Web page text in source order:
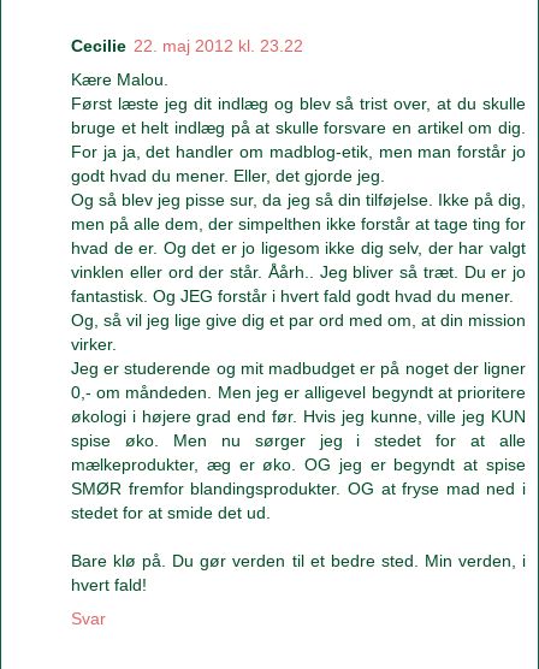
Cecilie 22. maj 2012 kl. 23.22
Kære Malou.
Først læste jeg dit indlæg og blev så trist over, at du skulle
bruge et helt indlæg på at skulle forsvare en artikel om dig.
For ja ja, det handler om madblog-etik, men man forstår jo
godt hvad du mener. Eller, det gjorde jeg.
Og så blev jeg pisse sur, da jeg så din tilføjelse. Ikke på dig,
men på alle dem, der simpelthen ikke forstår at tage ting for
hvad de er. Og det er jo ligesom ikke dig selv, der har valgt
vinklen eller ord der står. Åårh.. Jeg bliver så træt. Du er jo
fantastisk. Og JEG forstår i hvert fald godt hvad du mener.
Og, så vil jeg lige give dig et par ord med om, at din mission
virker.
Jeg er studerende og mit madbudget er på noget der ligner
0,- om måndeden. Men jeg er alligevel begyndt at prioritere
økologi i højere grad end før. Hvis jeg kunne, ville jeg KUN
spise øko. Men nu sørger jeg i stedet for at alle
mælkeprodukter, æg er øko. OG jeg er begyndt at spise
SMØR fremfor blandingsprodukter. OG at fryse mad ned i
stedet for at smide det ud.
Bare klø på. Du gør verden til et bedre sted. Min verden, i
hvert fald!
Svar